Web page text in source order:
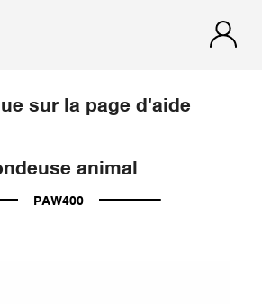
sur la page d'aide
animal
PAW400